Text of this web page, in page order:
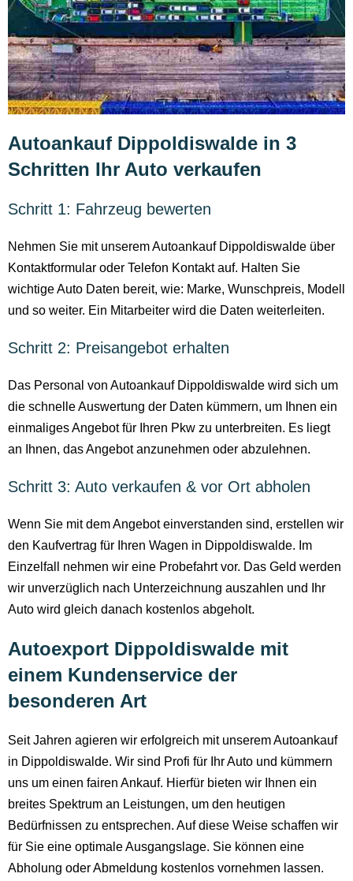
Autoankauf Dippoldiswalde in 3
Schritten Ihr Auto verkaufen
Schritt 1: Fahrzeug bewerten
Nehmen Sie mit unserem Autoankauf Dippoldiswalde über
Kontaktformular oder Telefon Kontakt auf. Halten Sie
wichtige Auto Daten bereit, wie: Marke, Wunschpreis, Modell
und so weiter. Ein Mitarbeiter wird die Daten weiterleiten.
Schritt 2: Preisangebot erhalten
Das Personal von Autoankauf Dippoldiswalde wird sich um
die schnelle Auswertung der Daten kümmern, um Ihnen ein
einmaliges Angebot für Ihren Pkw zu unterbreiten. Es liegt
an Ihnen, das Angebot anzunehmen oder abzulehnen.
Schritt 3: Auto verkaufen & vor Ort abholen
Wenn Sie mit dem Angebot einverstanden sind, erstellen wir
den Kaufvertrag für Ihren Wagen in Dippoldiswalde. Im
Einzelfall nehmen wir eine Probefahrt vor. Das Geld werden
wir unverzüglich nach Unterzeichnung auszahlen und Ihr
Auto wird gleich danach kostenlos abgeholt.
Autoexport Dippoldiswalde mit
einem Kundenservice der
besonderen Art
Seit Jahren agieren wir erfolgreich mit unserem Autoankauf
in Dippoldiswalde. Wir sind Profi für Ihr Auto und kümmern
uns um einen fairen Ankauf. Hierfür bieten wir Ihnen ein
breites Spektrum an Leistungen, um den heutigen
Bedürfnissen zu entsprechen. Auf diese Weise schaffen wir
für Sie eine optimale Ausgangslage. Sie können eine
Abholung oder Abmeldung kostenlos vornehmen lassen.